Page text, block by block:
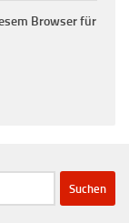
Browser für